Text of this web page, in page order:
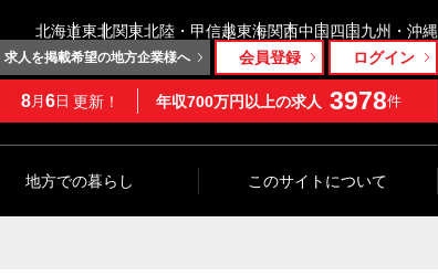
北海道東北関東北陸・甲信越東海関西中国四国九州・沖縄
求人を掲載希望の地方企業様へ 会員登録 ログイン
8月 6日 更新！ 年収700万円以上の求人 3978件
地方での暮らし このサイトについて